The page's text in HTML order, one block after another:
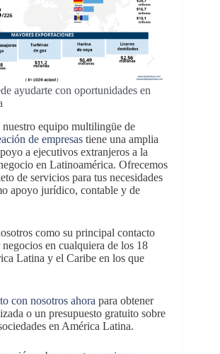
ayudarte con oportunidades en
equipo multilingüe de
de empresas tiene una amplia
a ejecutivos extranjeros a la
en Latinoamérica. Ofrecemos
de servicios para tus necesidades
apoyo jurídico, contable y de
como su principal contacto
en cualquiera de los 18
Latina y el Caribe en los que
con nosotros ahora para obtener
o un presupuesto gratuito sobre
en América Latina.